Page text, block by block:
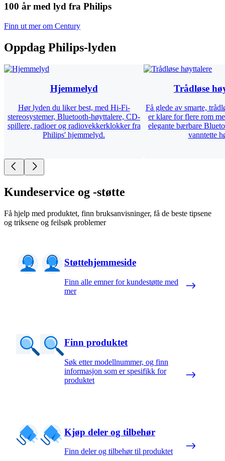
100 år med lyd fra Philips
Finn ut mer om Century
Oppdag Philips-lyden
Hjemmelyd
Hør lyden du liker best, med Hi-Fi-
stereosystemer, Bluetooth-høyttalere, CD-
spillere, radioer og radiovekkerklokker fra
Philips' hjemmelyd.
Trådløse
Få glede av smarte,
er klare for flere rom
elegante bærbare
vanntette
Kundeservice og -støtte
Få hjelp med produktet, finn bruksanvisninger, få de beste tipsene
og triksene og feilsøk problemer
Støttehjemmeside
Finn alle emner for kundestøtte med
mer
Finn produktet
Søk etter modellnummer, og finn
informasjon som er spesifikk for
produktet
Kjøp deler og tilbehør
Finn deler og tilbehør til produktet